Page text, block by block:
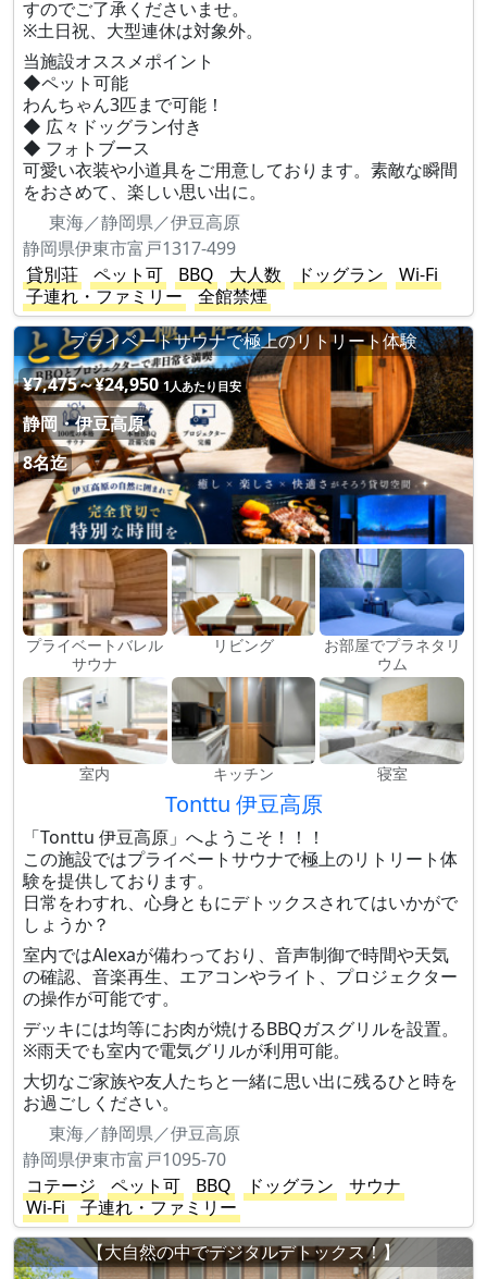
すのでご了承くださいませ。
※土日祝、大型連休は対象外。
当施設オススメポイント
◆ペット可能
わんちゃん3匹まで可能！
◆ 広々ドッグラン付き
◆ フォトブース
可愛い衣装や小道具をご用意しております。素敵な瞬間
をおさめて、楽しい思い出に。
東海／静岡県／伊豆高原
静岡県伊東市富戸1317-499
貸別荘
ペット可 BBQ 大人数 ドッグラン
Wi-Fi
子連れ・ファミリー
全館禁煙
プライベートサウナで極上のリトリート体験
¥7,475～¥24,950 1人あたり目安
静岡・伊豆高原
8名迄
プライベートバレル
サウナ
リビング
お部屋でプラネタリ
ウム
室内 キッチン 寝室
Tonttu 伊豆高原
「Tonttu 伊豆高原」へようこそ！！！
この施設ではプライベートサウナで極上のリトリート体
験を提供しております。
日常をわすれ、心身ともにデトックスされてはいかがで
しょうか？
室内ではAlexaが備わっており、音声制御で時間や天気
の確認、音楽再生、エアコンやライト、プロジェクター
の操作が可能です。
デッキには均等にお肉が焼けるBBQガスグリルを設置。
※雨天でも室内で電気グリルが利用可能。
大切なご家族や友人たちと一緒に思い出に残るひと時を
お過ごしください。
東海／静岡県／伊豆高原
静岡県伊東市富戸1095-70
コテージ
ペット可 BBQ ドッグラン
サウナ
Wi-Fi
子連れ・ファミリー
【大自然の中でデジタルデトックス！】